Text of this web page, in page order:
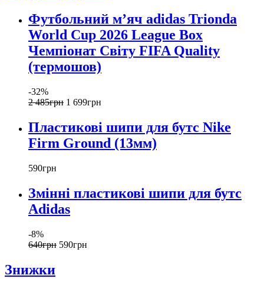
Футбольний м’яч adidas Trionda
World Cup 2026 League Box
Чемпіонат Світу FIFA Quality
(термошов)
-32%
2 485грн 1 699грн
Пластикові шипи для бутс Nike
Firm Ground (13мм)
590грн
Змінні пластикові шипи для бутс
Adidas
-8%
640грн 590грн
Знижки